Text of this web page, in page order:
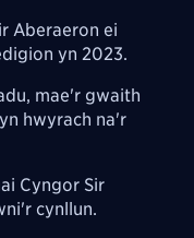
Aberaeron ei
yn 2023.
mae'r gwaith
hwyrach na'r
Cyngor Sir
cynllun.